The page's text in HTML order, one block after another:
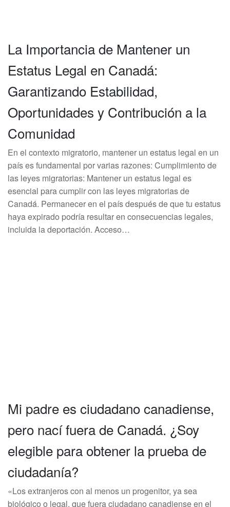
La Importancia de Mantener un
Estatus Legal en Canadá:
Garantizando Estabilidad,
Oportunidades y Contribución a la
Comunidad
En el contexto migratorio, mantener un estatus legal en un
país es fundamental por varias razones: Cumplimiento de
las leyes migratorias: Mantener un estatus legal es
esencial para cumplir con las leyes migratorias de
Canadá. Permanecer en el país después de que tu estatus
haya expirado podría resultar en consecuencias legales,
incluida la deportación. Acceso…
Mi padre es ciudadano canadiense,
pero nací fuera de Canadá. ¿Soy
elegible para obtener la prueba de
ciudadanía?
«Los extranjeros con al menos un progenitor, ya sea
biológico o legal, que fuera ciudadano canadiense en el